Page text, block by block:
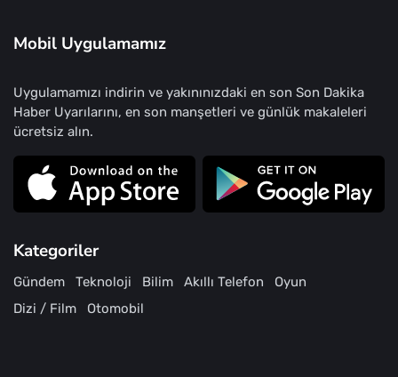
Mobil Uygulamamız
Uygulamamızı indirin ve yakınınızdaki en son Son Dakika
Haber Uyarılarını, en son manşetleri ve günlük makaleleri
ücretsiz alın.
Kategoriler
Gündem Teknoloji Bilim Akıllı Telefon
Oyun
Dizi / Film
Otomobil